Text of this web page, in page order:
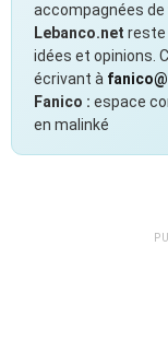
accompagnées de
Lebanco.net reste
idées et opinions.
écrivant à
Fanico : espace
en malinké